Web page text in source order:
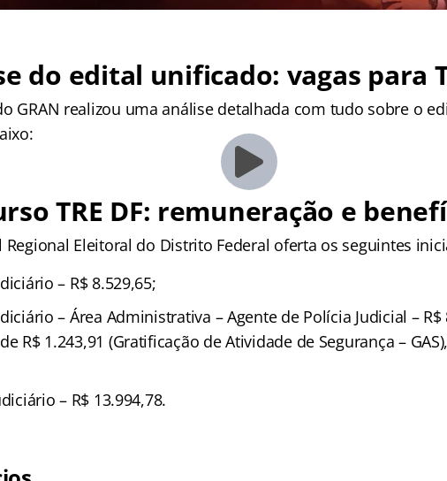
do edital unificado: vagas para
GRAN realizou uma análise detalhada com tudo sobre o
TRE DF: remuneração e
Regional Eleitoral do Distrito Federal oferta os seguintes
– R$ 8.529,65;
– Área Administrativa – Agente de Polícia Judicial – R$
R$ 1.243,91 (Gratificação de Atividade de Segurança –
– R$ 13.994,78.